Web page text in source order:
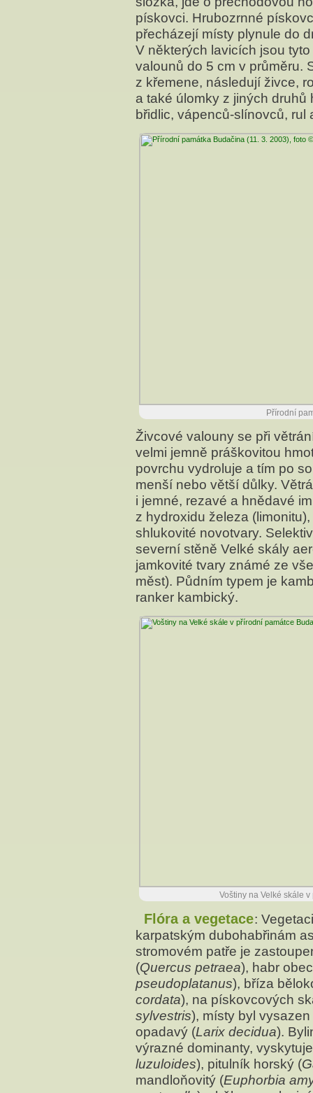
pískovci. Hrubozrnné
přecházejí místy plynule do
V některých lavicích jsou
valounů do 5 cm v průměru.
z křemene, následují živce,
a také úlomky z jiných druhů
břidlic, vápenců-slínovců, rul
Přírodní
Živcové valouny se při
velmi jemně práškovitou
povrchu vydroluje a tím po
menší nebo větší důlky.
i jemné, rezavé a hnědavé
z hydroxidu železa
shlukovité novotvary.
severní stěně Velké skály
jamkovité tvary známé ze
měst). Půdním typem je
ranker kambický.
Voštiny na Velké skále
Flóra a vegetace:
karpatským dubohabřinám
stromovém patře je
(Quercus petraea), habr
pseudoplatanus), bříza
cordata), na pískovcových
sylvestris), místy byl
opadavý (Larix decidua).
výrazné dominanty,
luzuloides), pitulník horský (
mandloňovitý (Euphorbia